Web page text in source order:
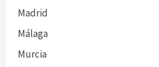
Madrid
Málaga
Murcia